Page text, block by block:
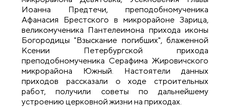
Иоанна Предтечи, преподобномученика
Афанасия Брестского в микрорайоне Зарица,
великомученика Пантелеимона прихода иконы
Богородицы "Взыскание погибших", блаженной
Ксении Петербургской прихода
преподобномученика Серафима Жировичского
микрорайона Южный. Настоятели данных
приходов рассказали о ходе строительных
работ, получили советы по дальнейшему
устроению церковной жизни на приходах.